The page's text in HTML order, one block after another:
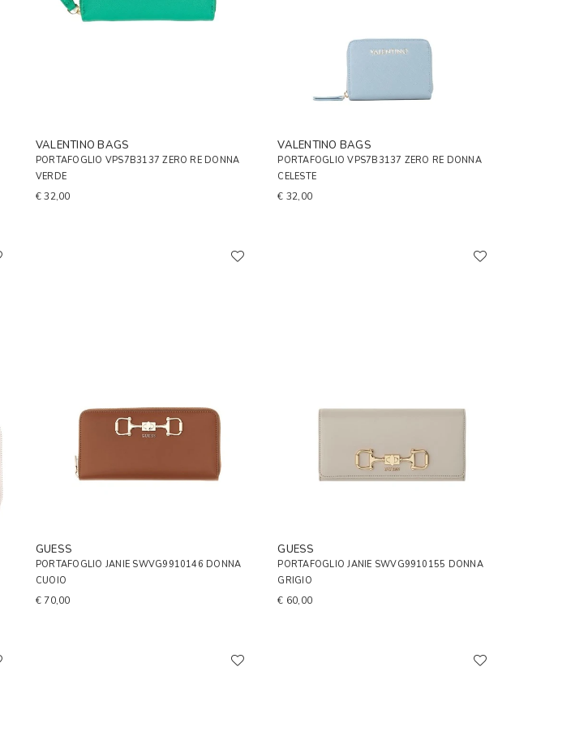
VALENTINO BAGS
PORTAFOGLIO VPS7B3137 ZERO RE DONNA
VERDE
€ 32,00
VALENTINO BAGS
PORTAFOGLIO VPS7B3137 ZERO RE DONNA
CELESTE
€ 32,00
GUESS
PORTAFOGLIO JANIE SWVG9910146 DONNA
CUOIO
€ 70,00
GUESS
PORTAFOGLIO JANIE SWVG9910155 DONNA
GRIGIO
€ 60,00